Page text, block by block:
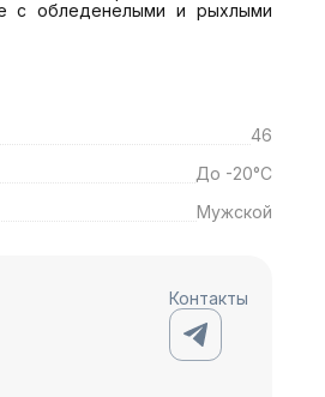
46
До -20°C
Мужской
Контакты